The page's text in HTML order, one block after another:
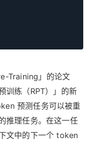
Training」的论文
训练（RPT）」的新
预测任务可以被重
推理任务。在这一任
文中的下一个 token